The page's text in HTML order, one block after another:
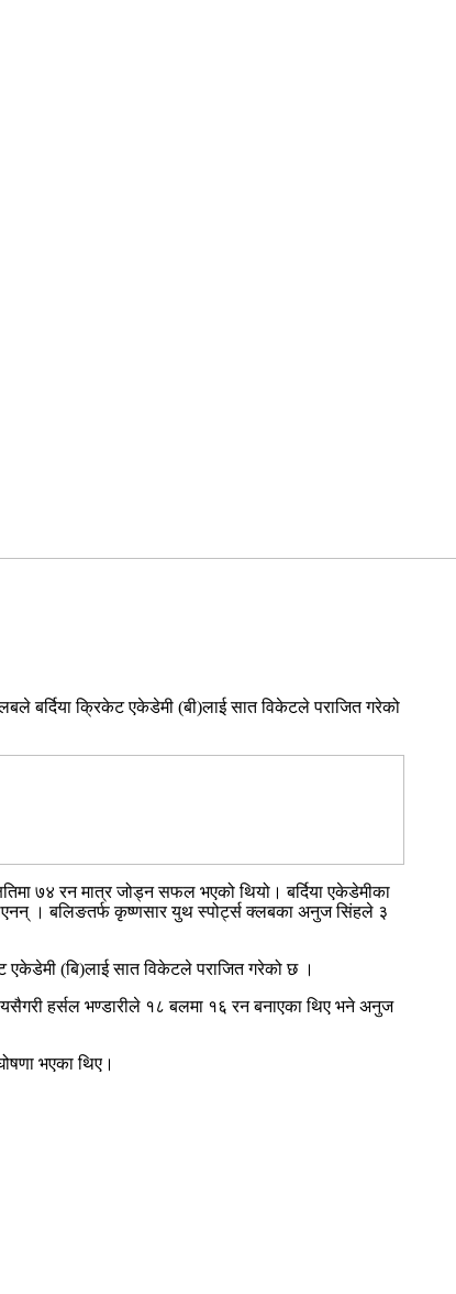
बर्दिया क्रिकेट एकेडेमी (बी)लाई सात विकेटले पराजित गरेको
७४ रन मात्र जोड्न सफल भएको थियो। बर्दिया एकेडेमीका
। बलिङतर्फ कृष्णसार युथ स्पोर्ट्स क्लबका अनुज सिंहले ३
एकेडेमी (बि)लाई सात विकेटले पराजित गरेको छ ।
हर्सल भण्डारीले १८ बलमा १६ रन बनाएका थिए भने अनुज
भएका थिए।